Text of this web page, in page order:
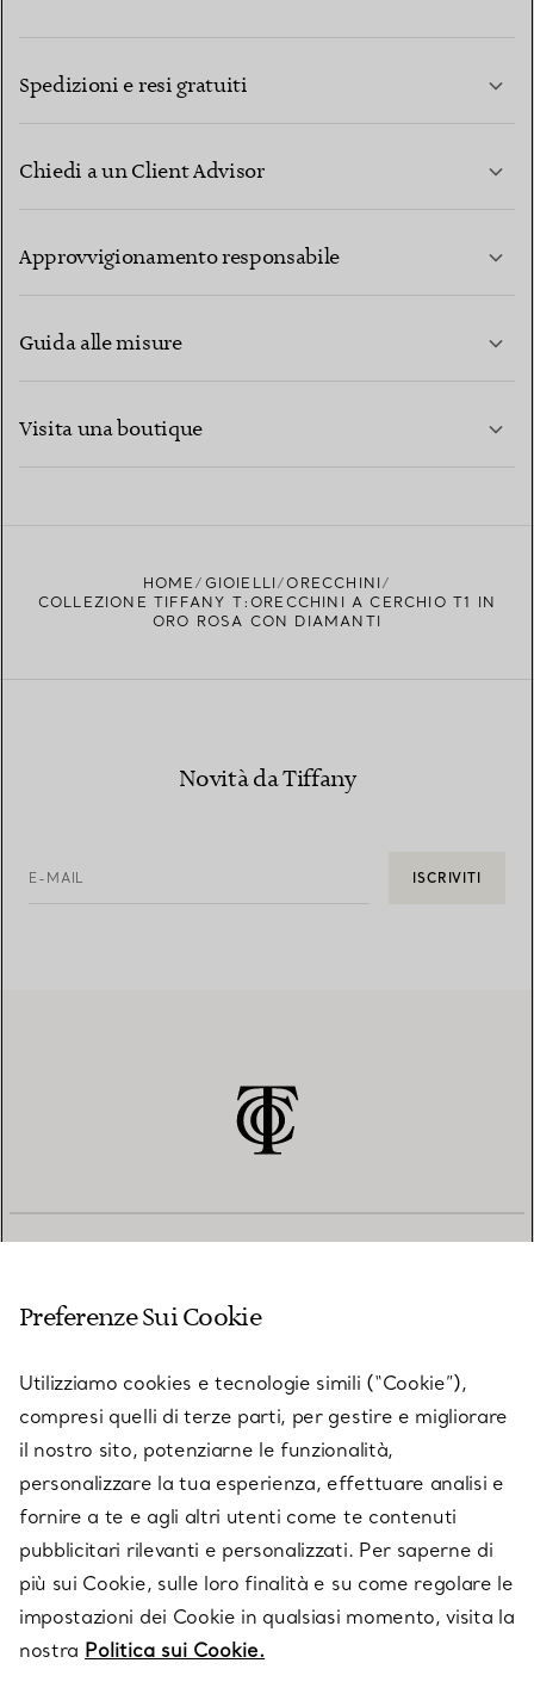
Spedizioni e resi gratuiti
Chiedi a un Client Advisor
Approvvigionamento responsabile
Guida alle misure
Visita una boutique
HOME GIOIELLI
ORECCHINI
COLLEZIONE TIFFANY T:ORECCHINI A CERCHIO T1 IN
ORO ROSA CON DIAMANTI
Novità da Tiffany
E-MAIL ISCRIVITI
SU TIFFANY & CO.
LEGALE
SEGUICI
Preferenze Sui Cookie
Utilizziamo cookies e tecnologie simili (“Cookie”),
compresi quelli di terze parti, per gestire e migliorare
il nostro sito, potenziarne le funzionalità,
personalizzare la tua esperienza, effettuare analisi e
fornire a te e agli altri utenti come te contenuti
pubblicitari rilevanti e personalizzati. Per saperne di
più sui Cookie, sulle loro finalità e su come regolare le
impostazioni dei Cookie in qualsiasi momento, visita la
nostra Politica sui Cookie.